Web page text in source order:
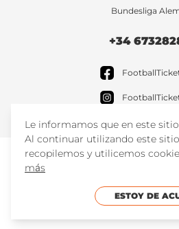
Bundesliga
+34
Le informamos que en este
Al continuar utilizando este
recopilemos y utilicemos
más
ESTOY DE